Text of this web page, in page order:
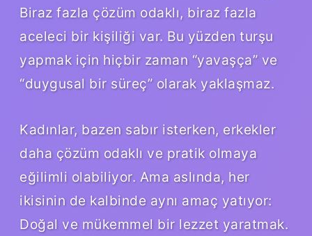
Biraz fazla çözüm odaklı, biraz fazla
aceleci bir kişiliği var. Bu yüzden turşu
yapmak için hiçbir zaman “yavaşça” ve
“duygusal bir süreç” olarak yaklaşmaz.
Kadınlar, bazen sabır isterken, erkekler
daha çözüm odaklı ve pratik olmaya
eğilimli olabiliyor. Ama aslında, her
ikisinin de kalbinde aynı amaç yatıyor:
Doğal ve mükemmel bir lezzet yaratmak.